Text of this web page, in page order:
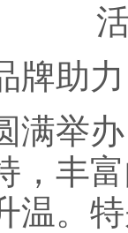
牌助
满举
，丰
温。